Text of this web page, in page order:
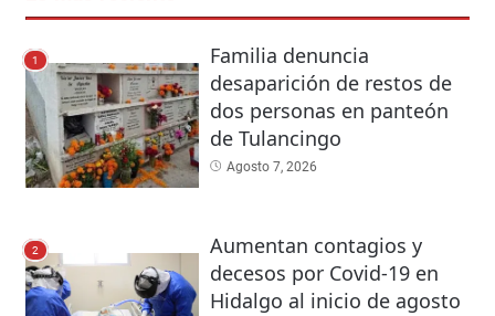
1
Familia denuncia
desaparición de restos de
dos personas en panteón
de Tulancingo
Agosto 7, 2026
2
Aumentan contagios y
decesos por Covid-19 en
Hidalgo al inicio de agosto